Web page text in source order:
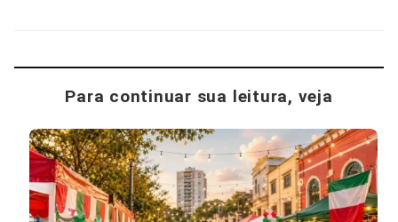
Para continuar sua leitura, veja